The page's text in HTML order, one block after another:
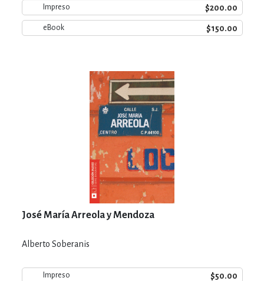
Impreso $200.00
eBook $150.00
José María Arreola y Mendoza
Alberto Soberanis
Impreso $50.00